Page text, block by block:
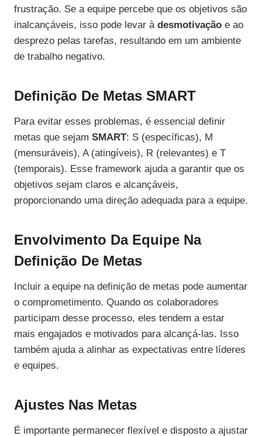
frustração. Se a equipe percebe que os objetivos são
inalcançáveis, isso pode levar à desmotivação e ao
desprezo pelas tarefas, resultando em um ambiente
de trabalho negativo.
Definição De Metas SMART
Para evitar esses problemas, é essencial definir
metas que sejam SMART: S (específicas), M
(mensuráveis), A (atingíveis), R (relevantes) e T
(temporais). Esse framework ajuda a garantir que os
objetivos sejam claros e alcançáveis,
proporcionando uma direção adequada para a equipe.
Envolvimento Da Equipe Na
Definição De Metas
Incluir a equipe na definição de metas pode aumentar
o comprometimento. Quando os colaboradores
participam desse processo, eles tendem a estar
mais engajados e motivados para alcançá-las. Isso
também ajuda a alinhar as expectativas entre líderes
e equipes.
Ajustes Nas Metas
É importante permanecer flexível e disposto a ajustar